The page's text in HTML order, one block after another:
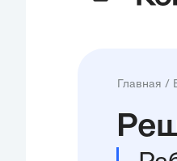
Главная